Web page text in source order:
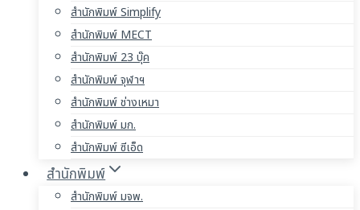
สำนักพิมพ์ Simplify
สำนักพิมพ์ MECT
สำนักพิมพ์ 23 บุ๊ค
สำนักพิมพ์ จุฬาฯ
สำนักพิมพ์ ช่างเหมา
สำนักพิมพ์ มก.
สำนักพิมพ์ ซีเอ็ด
สำนักพิมพ์
สำนักพิมพ์ มจพ.